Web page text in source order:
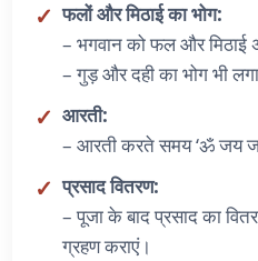
फलों और मिठाई का भोग:
– भगवान को फल और मिठाई
– गुड़ और दही का भोग भी
आरती:
– आरती करते समय ‘ॐ जय
प्रसाद वितरण:
– पूजा के बाद प्रसाद का
ग्रहण कराएं।